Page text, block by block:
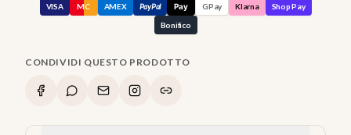
VISA MC AMEX PayPal Pay GPay Klarna
Shop Pay
Bonifico
CONDIVIDI QUESTO PRODOTTO